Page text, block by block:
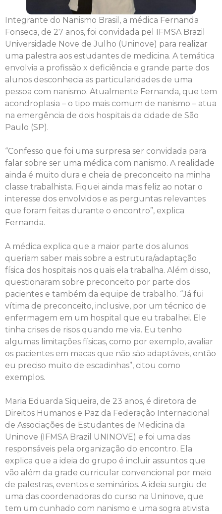
Integrante do Nanismo Brasil, a médica Fernanda
Fonseca, de 27 anos, foi convidada pel IFMSA Brazil
Universidade Nove de Julho (Uninove) para realizar
uma palestra aos estudantes de medicina. A temática
envolvia a profissão x deficiência e grande parte dos
alunos desconhecia as particularidades de uma
pessoa com nanismo. Atualmente Fernanda, que tem
acondroplasia – o tipo mais comum de nanismo – atua
na emergência de dois hospitais da cidade de São
Paulo (SP).
“Confesso que foi uma surpresa ser convidada para
falar sobre ser uma médica com nanismo. A realidade
ainda é muito dura e cheia de preconceito na minha
classe trabalhista. Fiquei ainda mais feliz ao notar o
interesse dos envolvidos e as perguntas relevantes
que foram feitas durante o encontro”, explica
Fernanda.
A médica explica que a maior parte dos alunos
queriam saber mais sobre a estrutura/adaptação
física dos hospitais nos quais ela trabalha. Além disso,
questionaram sobre preconceito por parte dos
pacientes e também da equipe de trabalho. “Já fui
vítima de preconceito, inclusive, por um técnico de
enfermagem em um hospital que eu trabalhei. Ele
tinha crises de risos quando me via. Eu tenho
algumas limitações físicas, como por exemplo, avaliar
os pacientes em macas que não são adaptáveis, então
eu preciso muito de escadinhas”, citou como
exemplos.
Maria Eduarda Siqueira, de 23 anos, é diretora de
Direitos Humanos e Paz da Federação Internacional
de Associações de Estudantes de Medicina da
Uninove (IFMSA Brazil UNINOVE) e foi uma das
responsáveis pela organização do encontro. Ela
explica que a ideia do grupo é incluir assuntos que
vão além da grade curricular convencional por meio
de palestras, eventos e seminários. A ideia surgiu de
uma das coordenadoras do curso na Uninove, que
tem um cunhado com nanismo e uma sogra ativista